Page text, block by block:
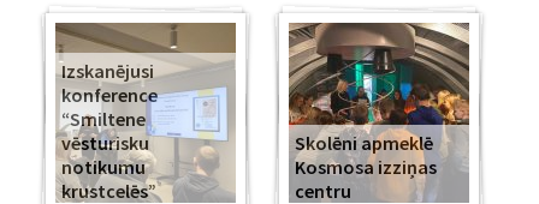
Izskanējusi
konference
“Smiltene
vēsturisku
notikumu
krustcelēs”
Skolēni apmeklē
Kosmosa izziņas
centru